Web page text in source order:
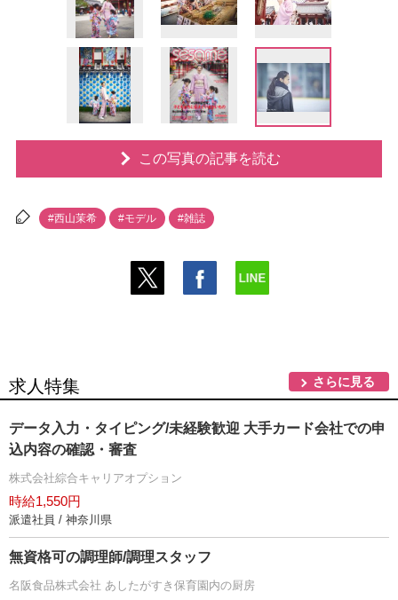
この写真の記事を読む
#西山茉希 #モデル #雑誌
求人特集 さらに見る
データ入力・タイピング/未経験歓迎 大手カード会社での申
込内容の確認・審査
株式会社綜合キャリアオプション
時給1,550円
派遣社員 / 神奈川県
無資格可の調理師/調理スタッフ
名阪食品株式会社 あしたがすき保育園内の厨房